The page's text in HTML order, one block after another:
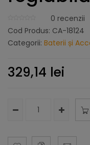
0 recenzii
Cod Produs: CA-18124
Categorii: Baterii și
329,14 lei